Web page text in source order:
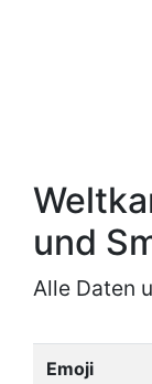
und
Alle Daten
Emoji